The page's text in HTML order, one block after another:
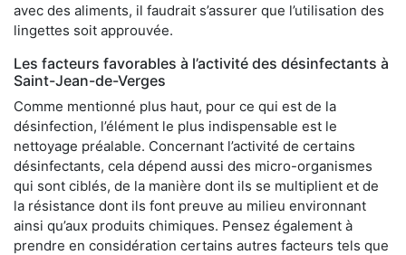
avec des aliments, il faudrait s’assurer que l’utilisation des
lingettes soit approuvée.
Les facteurs favorables à l’activité des désinfectants à
Saint-Jean-de-Verges
Comme mentionné plus haut, pour ce qui est de la
désinfection, l’élément le plus indispensable est le
nettoyage préalable. Concernant l’activité de certains
désinfectants, cela dépend aussi des micro-organismes
qui sont ciblés, de la manière dont ils se multiplient et de
la résistance dont ils font preuve au milieu environnant
ainsi qu’aux produits chimiques. Pensez également à
prendre en considération certains autres facteurs tels que